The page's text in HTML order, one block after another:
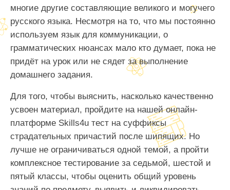
многие другие составляющие великого и могучего
русского языка. Несмотря на то, что мы постоянно
используем язык для коммуникации, о
грамматических нюансах мало кто думает, пока не
придёт на урок или не сядет за выполнение
домашнего задания.
Для того, чтобы выяснить, насколько качественно
усвоен материал, пройдите на нашей онлайн-
платформе Skills4u тест на суффиксы
страдательных причастий после шипящих. Но
лучше не ограничиваться одной темой, а пройти
комплексное тестирование за седьмой, шестой и
пятый классы, чтобы оценить общий уровень